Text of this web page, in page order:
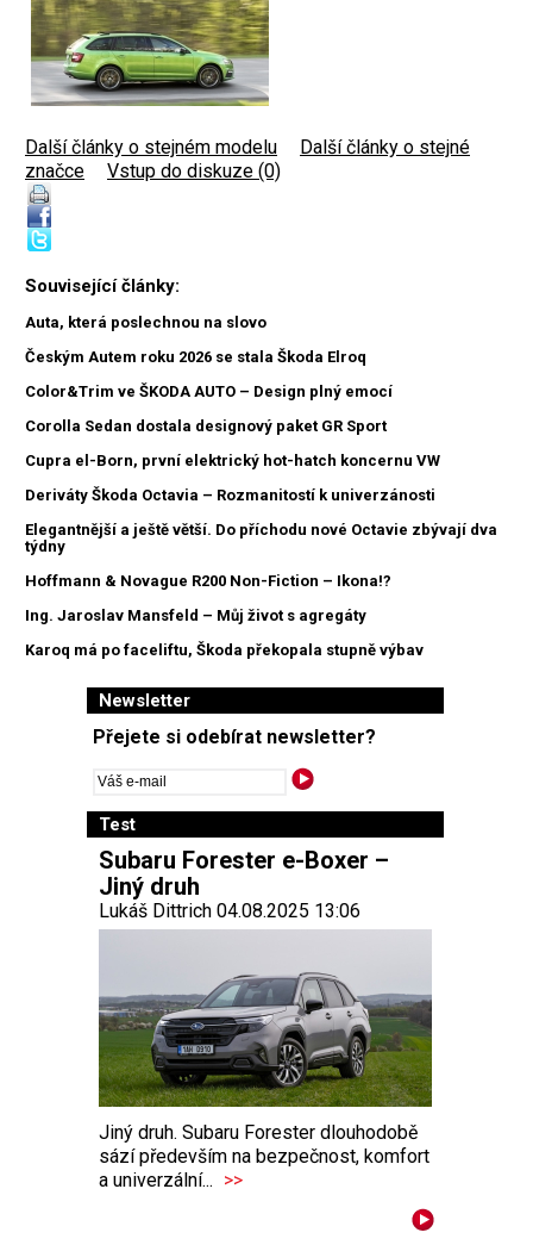
Další články o stejném modelu
Další články o stejné
značce
Vstup do diskuze (0)
Související články:
Auta, která poslechnou na slovo
Českým Autem roku 2026 se stala Škoda Elroq
Color&Trim ve ŠKODA AUTO – Design plný emocí
Corolla Sedan dostala designový paket GR Sport
Cupra el-Born, první elektrický hot-hatch koncernu VW
Deriváty Škoda Octavia – Rozmanitostí k univerzánosti
Elegantnější a ještě větší. Do příchodu nové Octavie zbývají dva
týdny
Hoffmann & Novague R200 Non-Fiction – Ikona!?
Ing. Jaroslav Mansfeld – Můj život s agregáty
Karoq má po faceliftu, Škoda překopala stupně výbav
Newsletter
Přejete si odebírat newsletter?
Test
Subaru Forester e-Boxer –
Jiný druh
Lukáš Dittrich 04.08.2025 13:06
Jiný druh. Subaru Forester dlouhodobě
sází především na bezpečnost, komfort
a univerzální... >>